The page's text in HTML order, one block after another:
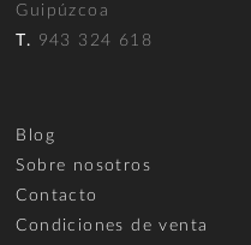
Guipúzcoa
T. 943 324 618
Blog
Sobre nosotros
Contacto
Condiciones de venta